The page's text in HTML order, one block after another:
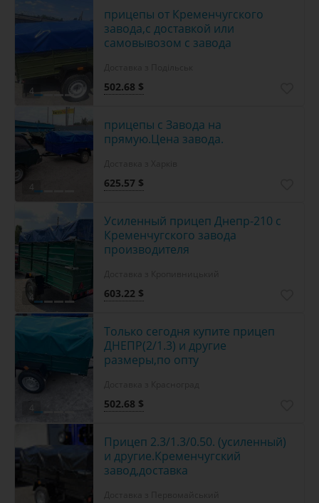
4
прицепы от Кременчугского
завода,с доставкой или
самовывозом с завода
502.68 $
4
прицепы с Завода на
прямую.Цена завода.
625.57 $
4
Усиленный прицеп Днепр-210 с
Кременчугского завода
производителя
603.22 $
Только сегодня купите прицеп
ДНЕПР(2/1.3) и другие
размеры,по опту
502.68 $
Прицеп 2.3/1.3/0.50. (усиленный)
и другие.Кременчугский
завод,доставка